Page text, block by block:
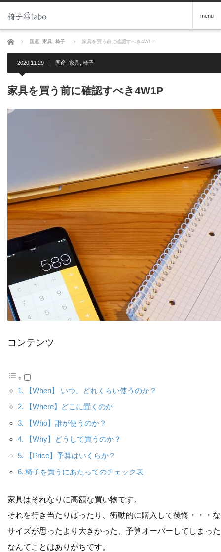
menu
ホーム 国産 家具 椅子 家具を買う前に確認すべき4W1P
2020.11.29 国産 家具 椅子
家具を買う前に確認すべき4W1P
コンテンツ
【When】 いつ、どれくらい使うのか？
【Where】どこに置くのか
【Who】誰が使うのか？
【Why】どうして買うのか？
【Price】予算はいくらか？
椅子を買うにあたってのチェック表
家具はそれなりに高額な買い物です。
それを行き当たりばったり、衝動的に購入して後悔・・・
サイズが思ったより大きかった、予算オーバーしてしまっ
なんてことはありがちです。